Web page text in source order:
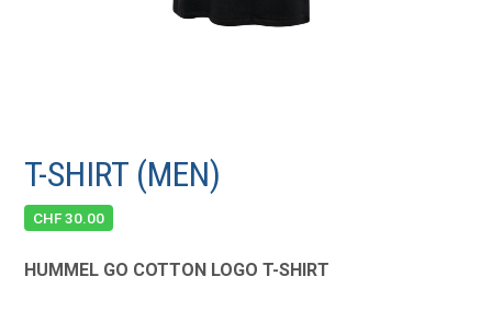
T-SHIRT (MEN)
CHF30.00
HUMMEL GO COTTON LOGO T-SHIRT